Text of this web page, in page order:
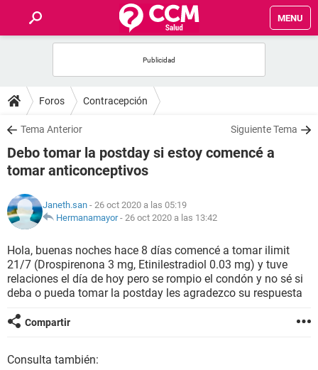
MENU
FOROS
SALUD
FAMILIA
NUTRICIÓN
SEXUALIDAD
Foros Contracepción
Tema Anterior Siguiente Tema
Debo tomar la postday si estoy comencé a
tomar anticonceptivos
Janeth.san - 26 oct 2020 a las 05:19
Hermanamayor- 26 oct 2020 a las 13:42
Hola, buenas noches hace 8 días comencé a tomar ilimit
21/7 (Drospirenona 3 mg, Etinilestradiol 0.03 mg) y tuve
relaciones el día de hoy pero se rompio el condón y no sé si
deba o pueda tomar la postday les agradezco su respuesta
Compartir
Consulta también: